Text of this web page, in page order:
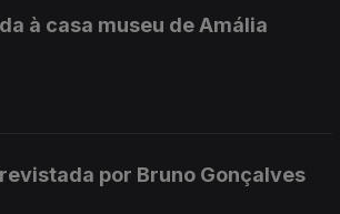
à casa museu de Amália
por Bruno Gonçalves